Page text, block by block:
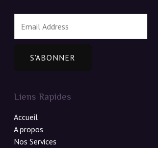
S'ABONNER
Liens Rapides
Accueil
A propos
Nos Services